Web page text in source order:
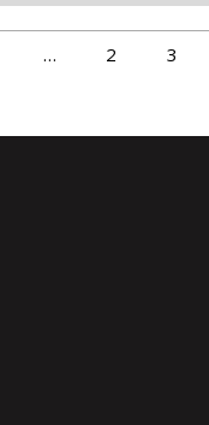
… 2 3